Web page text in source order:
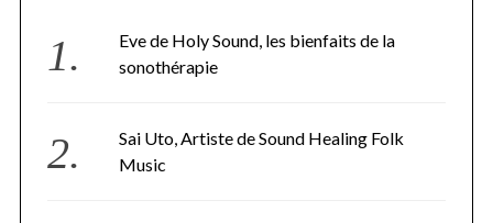
Eve de Holy Sound, les bienfaits de la
sonothérapie
Sai Uto, Artiste de Sound Healing Folk
Music